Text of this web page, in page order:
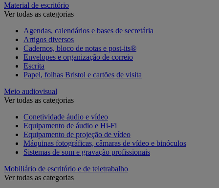
Material de escritório
Ver todas as categorias
Agendas, calendários e bases de secretária
Artigos diversos
Cadernos, bloco de notas e post-its®
Envelopes e organização de correio
Escrita
Papel, folhas Bristol e cartões de visita
Meio audiovisual
Ver todas as categorias
Conetividade áudio e vídeo
Equipamento de áudio e Hi-Fi
Equipamento de projeção de vídeo
Máquinas fotográficas, câmaras de vídeo e binóculos
Sistemas de som e gravação profissionais
Mobiliário de escritório e de teletrabalho
Ver todas as categorias